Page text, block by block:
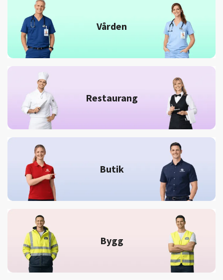
Vården
Restaurang
Butik
Bygg